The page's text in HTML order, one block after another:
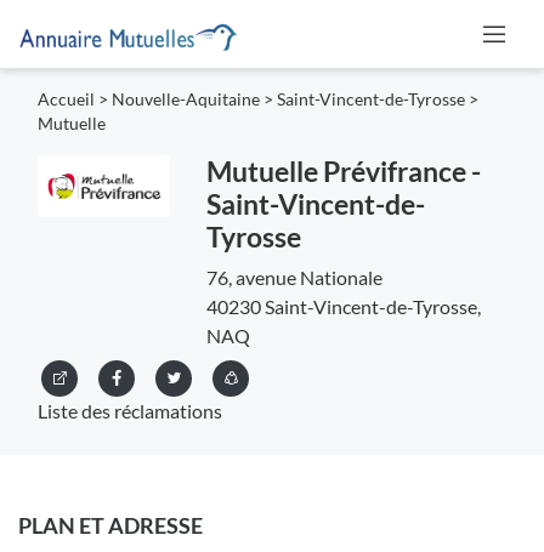
Accueil > Nouvelle-Aquitaine > Saint-Vincent-de-Tyrosse >
Mutuelle
Mutuelle Prévifrance -
Saint-Vincent-de-
Tyrosse
76, avenue Nationale
40230 Saint-Vincent-de-Tyrosse,
NAQ
Liste des réclamations
PLAN ET ADRESSE